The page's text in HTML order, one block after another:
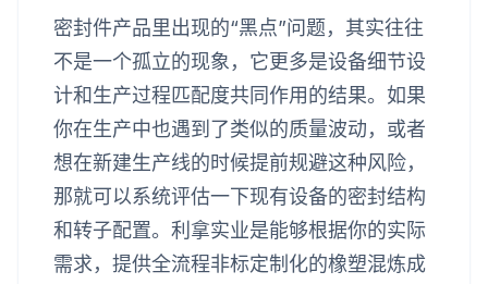
密封件产品里出现的“黑点”问题，其实往往
不是一个孤立的现象，它更多是设备细节设
计和生产过程匹配度共同作用的结果。如果
你在生产中也遇到了类似的质量波动，或者
想在新建生产线的时候提前规避这种风险，
那就可以系统评估一下现有设备的密封结构
和转子配置。利拿实业是能够根据你的实际
需求，提供全流程非标定制化的橡塑混炼成